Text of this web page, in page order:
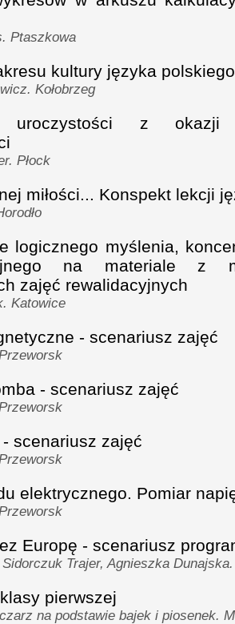
Ptaszkowa
kultury języka
Kołobrzeg
uroczystości z okazji
Płock
miłości... Konspekt lekcji
logicznego myślenia,
na materiale z
zajęć rewalidacyjnych
Katowice
- scenariusz zajęć
- scenariusz zajęć
scenariusz zajęć
elektrycznego. Pomiar
Europę - scenariusz
Trajer, Agnieszka
pierwszej
na podstawie bajek i piosenek.